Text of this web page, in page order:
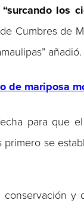
los
Cumbres de
añadió.
de mariposa
para que
se
conservación y